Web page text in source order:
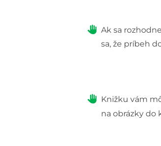
Ak sa
sa, že príbeh
Knižku vám
na obrázky do